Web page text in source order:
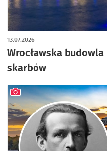
Wrocławska
skarbów
13.07.2026
artykuł z galerią zdjęć